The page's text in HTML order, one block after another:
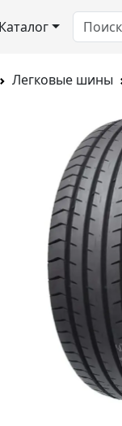
Каталог
Легковые шины